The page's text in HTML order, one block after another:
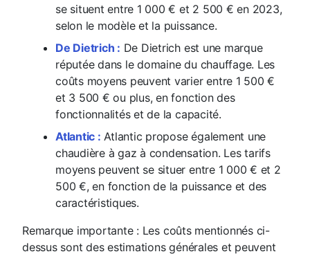
se situent entre 1 000 € et 2 500 € en 2023,
selon le modèle et la puissance.
De Dietrich : De Dietrich est une marque
réputée dans le domaine du chauffage. Les
coûts moyens peuvent varier entre 1 500 €
et 3 500 € ou plus, en fonction des
fonctionnalités et de la capacité.
Atlantic : Atlantic propose également une
chaudière à gaz à condensation. Les tarifs
moyens peuvent se situer entre 1 000 € et 2
500 €, en fonction de la puissance et des
caractéristiques.
Remarque importante : Les coûts mentionnés ci-
dessus sont des estimations générales et peuvent